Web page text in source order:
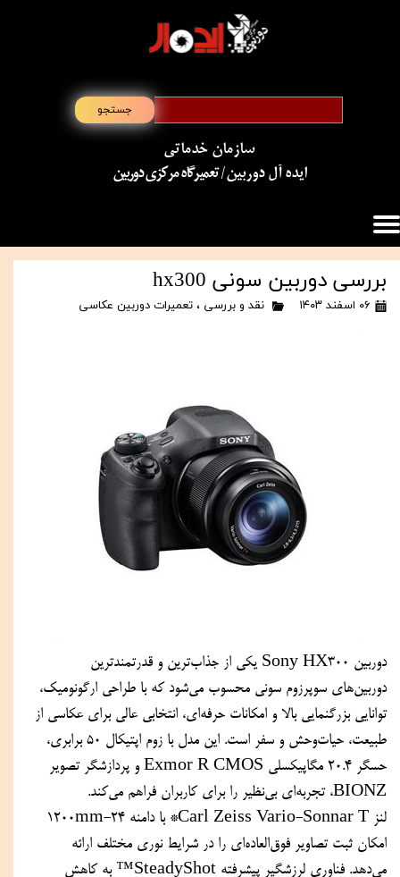
سازمان خدماتی
​​​​​​​ایده آل دوربین/ تعمیرگاه مرکزی دوربین
جستجو
بررسی دوربین سونی hx300
۰۶ اسفند ۱۴۰۳ نقد و بررسی ، تعمیرات دوربین عکاسی
BIONZ، تجربه‌ای بی‌نظیر را برای کاربران فراهم می‌کند.